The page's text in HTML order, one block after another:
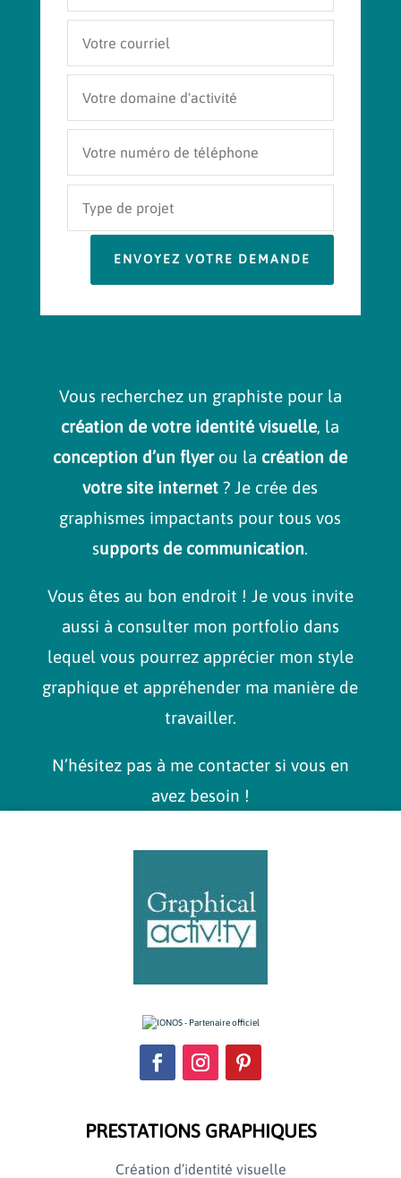
ENVOYEZ VOTRE DEMANDE
Vous recherchez un graphiste pour la
création de votre identité visuelle, la
conception d’un flyerou la création de
votre site internet ? Je crée des
graphismes impactants pour tous vos
supports de communication.
Vous êtes au bon endroit ! Je vous invite
aussi à consulter mon portfolio dans
lequel vous pourrez apprécier mon style
graphique et appréhender ma manière de
travailler.
N’hésitez pas à me contacter si vous en
avez besoin !
PRESTATIONS GRAPHIQUES
Création d’identité visuelle